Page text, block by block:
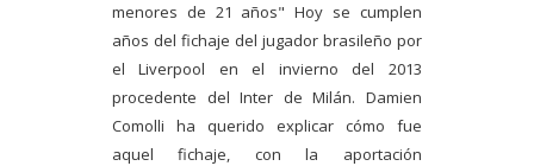
menores de 21 años" Hoy se cumplen
años del fichaje del jugador brasileño por
el Liverpool en el invierno del 2013
procedente del Inter de Milán. Damien
Comolli ha querido explicar cómo fue
aquel fichaje, con la aportación